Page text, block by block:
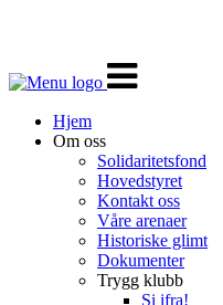
Veksle
navigasjon
Hjem
Om oss
Solidaritetsfond
Hovedstyret
Kontakt oss
Våre arenaer
Historiske glimt
Dokumenter
Trygg klubb
Si ifra!